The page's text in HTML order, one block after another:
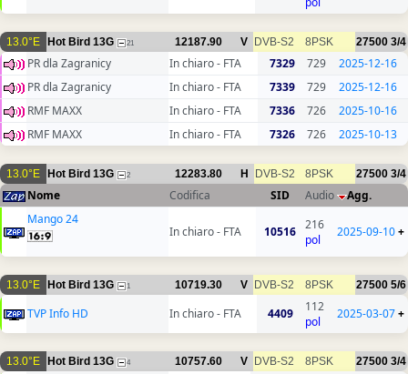
13.0°E Hot Bird 13G 21 12187.90 V DVB-S2 8PSK 27500 3/4
PR dla Zagranicy In chiaro - FTA 7329 729
2025-12-16
PR dla Zagranicy
In chiaro - FTA 7339 729
2025-12-16
RMF MAXX
In chiaro - FTA 7336 726
2025-10-16
RMF MAXX
In chiaro - FTA 7326 726 2025-10-13
13.0°E Hot Bird 13G 2 12283.80 H DVB-S2 8PSK 27500 3/4
Nome Codifica SID Audio
Agg.
Mango 24
In chiaro - FTA
10516 216
pol
2025-09-10+
13.0°E Hot Bird 13G 1 10719.30 V DVB-S2 8PSK 27500 5/6
TVP Info HD In chiaro - FTA 4409
112
pol
2025-03-07+
13.0°E Hot Bird 13G 4 10757.60 V DVB-S2 8PSK 27500 3/4